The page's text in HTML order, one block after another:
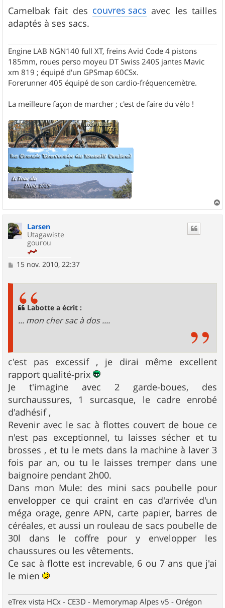
s
s
a
Camelbak fait des couvres sacs avec les tailles
adaptés à ses sacs.
Engine LAB NGN140 full XT, freins Avid Code 4 pistons
185mm, roues perso moyeu DT Swiss 240S jantes Mavic
xm 819 ; équipé d'un GPSmap 60CSx.
Forerunner 405 équipé de son cardio-fréquencemètre.
La meilleure façon de marcher ; c'est de faire du vélo !
a
Larsen
Utagawiste
gourou
M15 nov. 2010, 22:37
Labotte a écrit :
... mon cher sac à dos ....
c'est pas excessif , je dirai même excellent
rapport qualité-prix
Je t'imagine avec 2 garde-boues, des
surchaussures, 1 surcasque, le cadre enrobé
d'adhésif ,
Revenir avec le sac à flottes couvert de boue ce
n'est pas exceptionnel, tu laisses sécher et tu
brosses , et tu le mets dans la machine à laver 3
fois par an, ou tu le laisses tremper dans une
baignoire pendant 2h00.
Dans mon Mule: des mini sacs poubelle pour
envelopper ce qui craint en cas d'arrivée d'un
méga orage, genre APN, carte papier, barres de
céréales, et aussi un rouleau de sacs poubelle de
30l dans le coffre pour y envelopper les
chaussures ou les vêtements.
Ce sac à flotte est increvable, 6 ou 7 ans que j'ai
le mien
eTrex vista HCx - CE3D - Memorymap Alpes v5 - Orégon